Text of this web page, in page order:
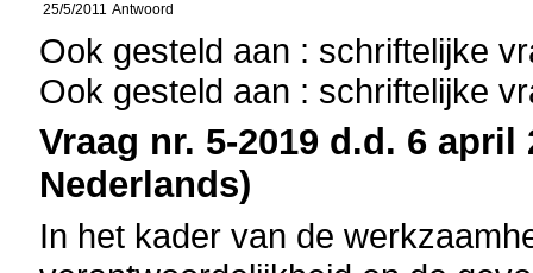
25/5/2011 Antwoord
Ook gesteld aan : schriftelijke
Ook gesteld aan : schriftelijke
Vraag nr. 5-2019 d.d. 6
Nederlands)
In het kader van de